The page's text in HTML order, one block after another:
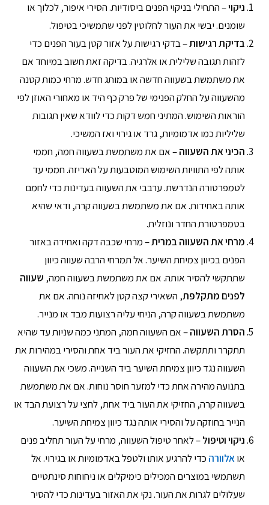
ניקוי– התחילי בניקוי הפנים ביסודיות. הסירי איפור, לכלוך או
שומנים. יבשי את העור לחלוטין לפני שתמשיכי בטיפול.
בדיקת רגישות– בדקי רגישות על אזור קטן בעור הפנים כדי
לזהות תגובה שלילית או אלרגיה. בדיקה זאת חשוב במיוחד אם
את משתמשת בשעווה חדשה או במותג חדש. מרחי כמות קטנה
מהשעווה על החלק הפנימי של פרק כף היד או מאחורי האוזן לפי
הוראות השימוש. המתיני חמש דקות כדי לוודא שאין תגובות
שליליות כמו אדמומיות, גרד או גירוי ואז המשיכי.
הכיני את השעווה– אם את משתמשת בשעווה חמה, חממי
אותה לפי התוויות השימוש המוטבעות על האריזה. חממי עד
לטמפרטורה הנדרשת. ערבבי את השעווה בעדינות כדי לחמם
אותה באחידות. אם את משתמשת בשעווה קרה, ודאי שהיא
בטמפרטורת החדר ונוזלית.
מרחי את השעווה במרית– מרחי שכבה דקה ואחידה באזור
הפנים בכיוון צמיחת השיער. אל תמרחי הרבה שעווה כיוון
שתתקשי להסיר אותה. אם את משתמשת בשעווה חמה, שעווה
לפנים מתקלפת, השאירי קצה קטן לאחיזה נוחה. אם את
משתמשת בשעווה קרה, הניחי עליה רצועות מבד או מנייר.
הסרת השעווה– אם השעווה חמה, המתני כמה שניות עד שהיא
תתקרר ותתקשה. החזיקי את העור ביד אחת והסירי במהירות את
השעווה נגד כיוון צמיחת השיער ביד השנייה. משכי את השעווה
בתנועה מהירה אחת כדי למזער חוסר נוחות. אם את משתמשת
בשעווה קרה, החזיקי את העור ביד אחת, לחצי על רצועת הבד או
הנייר בחוזקה על והסירי אותה נגד כיוון צמיחת השיער.
ניקוי וטיפול– לאחר טיפול השעווה, מרחי על העור תחליב פנים
אואלוורה כדי להרגיע אותו ולטפל באדמומיות או בגירוי. אל
תשתמשי במוצרים המכילים כימיקלים או ניחוחות סינתטיים
שעלולים לגרות את העור. נקי את האזור בעדינות כדי להסיר